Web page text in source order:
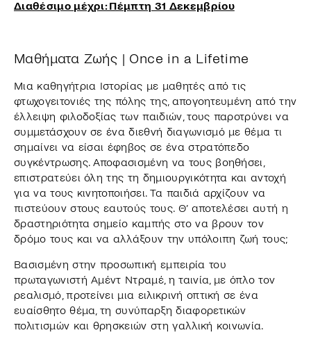
Διαθέσιμο μέχρι: Πέμπτη 31 Δεκεμβρίου
Μαθήματα Ζωής | Once in a Lifetime
Μια καθηγήτρια Ιστορίας με μαθητές από τις
φτωχογειτονιές της πόλης της, απογοητευμένη από την
έλλειψη φιλοδοξίας των παιδιών, τους παροτρύνει να
συμμετάσχουν σε ένα διεθνή διαγωνισμό με θέμα τι
σημαίνει να είσαι έφηβος σε ένα στρατόπεδο
συγκέντρωσης. Αποφασισμένη να τους βοηθήσει,
επιστρατεύει όλη της τη δημιουργικότητα και αντοχή
για να τους κινητοποιήσει. Τα παιδιά αρχίζουν να
πιστεύουν στους εαυτούς τους. Θ’ αποτελέσει αυτή η
δραστηριότητα σημείο καμπής στο να βρουν τον
δρόμο τους και να αλλάξουν την υπόλοιπη ζωή τους;
Βασισμένη στην προσωπική εμπειρία του
πρωταγωνιστή Αμέντ Ντραμέ, η ταινία, με όπλο τον
ρεαλισμό, προτείνει μια ειλικρινή οπτική σε ένα
ευαίσθητο θέμα, τη συνύπαρξη διαφορετικών
πολιτισμών και θρησκειών στη γαλλική κοινωνία.